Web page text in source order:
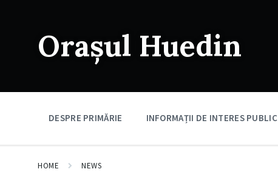
navigationOrașul Huedin
DESPRE PRIMĂRIE INFORMAȚII DE INTERES PUBLIC
HOME NEWS